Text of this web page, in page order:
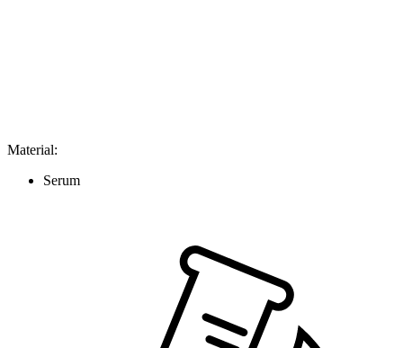
Material:
Serum